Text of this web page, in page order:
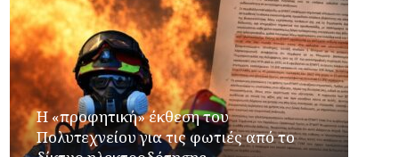
Η «προφητική» έκθεση του
Πολυτεχνείου για τις φωτιές από το